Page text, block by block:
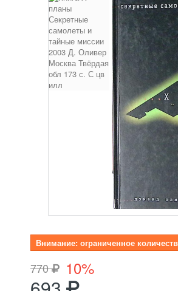
Внимание: ограниченное
770 10%